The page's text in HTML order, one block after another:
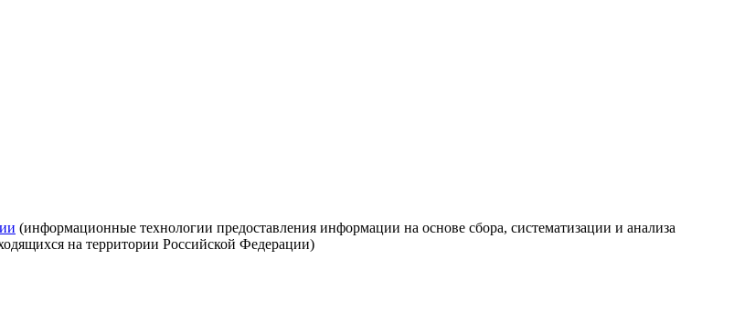
(информационные технологии предоставления информации на основе сбора, систематизации и анализа
на территории Российской Федерации)